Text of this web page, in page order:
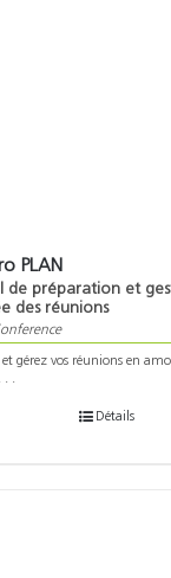
PLAN
de préparation et
des réunions
et gérez vos réunions en
. .
Détails